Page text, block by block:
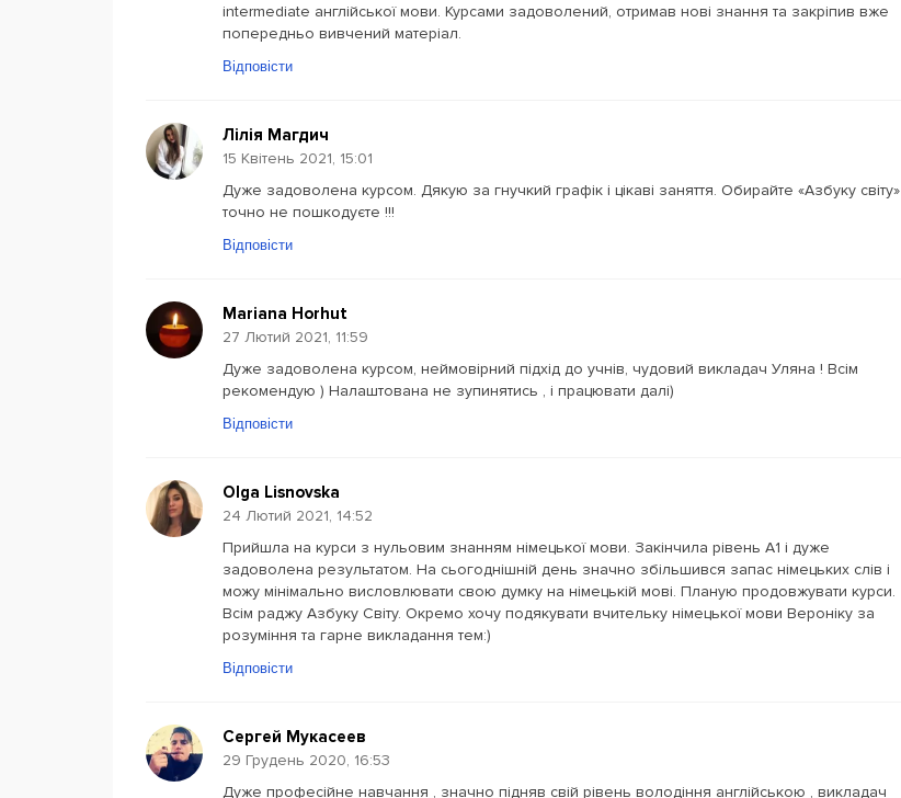
intermediate англійської мови. Курсами задоволений, отримав нові знання та закріпив вже
попередньо вивчений матеріал.
Відповісти
Лілія Магдич
15 Квітень 2021, 15:01
Дуже задоволена курсом. Дякую за гнучкий графік і цікаві заняття. Обирайте «Азбуку світу»
точно не пошкодуєте !!!
Відповісти
Mariana Horhut
27 Лютий 2021, 11:59
Дуже задоволена курсом, неймовірний підхід до учнів, чудовий викладач Уляна ! Всім
рекомендую ) Налаштована не зупинятись , і працювати далі)
Відповісти
Olga Lisnovska
24 Лютий 2021, 14:52
Прийшла на курси з нульовим знанням німецької мови. Закінчила рівень А1 і дуже
задоволена результатом. На сьогоднішній день значно збільшився запас німецьких слів і
можу мінімально висловлювати свою думку на німецькій мові. Планую продовжувати курси.
Всім раджу Азбуку Світу. Окремо хочу подякувати вчительку німецької мови Вероніку за
розуміння та гарне викладання тем:)
Відповісти
Сергей Мукасеев
29 Грудень 2020, 16:53
Дуже професійне навчання , значно підняв свій рівень володіння англійською , викладач